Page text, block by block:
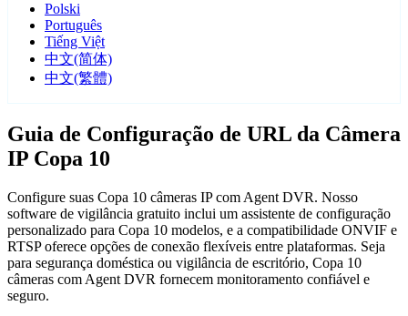
Polski
Português
Tiếng Việt
中文(简体)
中文(繁體)
Guia de Configuração de URL da Câmera
IP Copa 10
Configure suas Copa 10 câmeras IP com Agent DVR. Nosso
software de vigilância gratuito inclui um assistente de configuração
personalizado para Copa 10 modelos, e a compatibilidade ONVIF e
RTSP oferece opções de conexão flexíveis entre plataformas. Seja
para segurança doméstica ou vigilância de escritório, Copa 10
câmeras com Agent DVR fornecem monitoramento confiável e
seguro.